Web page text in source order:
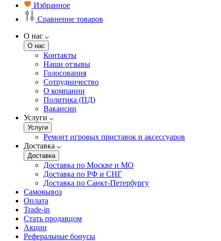
Избранное
Сравнение товаров
О нас
О нас
Контакты
Наши отзывы
Голосования
Сотрудничество
О компании
Политика (ПД)
Вакансии
Услуги
Услуги
Ремонт игровых приставок и аксессуаров
Доставка
Доставка
Доставка по Москве и МО
Доставка по РФ и СНГ
Доставка по Санкт-Петербургу
Самовывоз
Оплата
Trade-in
Стать продавцом
Акции
Реферальные бонусы